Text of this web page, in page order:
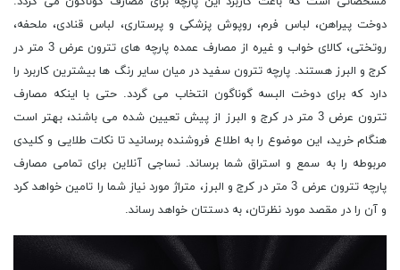
دوخت پیراهن، لباس فرم، روپوش پزشکی و پرستاری، لباس قنادی، ملحفه،
روتختی، کالای خواب و غیره از مصارف عمده پارچه های تترون عرض 3 متر در
کرج و البرز هستند. پارچه تترون سفید در میان سایر رنگ ها بیشترین کاربرد را
دارد که برای دوخت البسه گوناگون انتخاب می گردد. حتی با اینکه مصارف
تترون عرض 3 متر در کرج و البرز از پیش تعیین شده می باشند، بهتر است
هنگام خرید، این موضوع را به اطلاع فروشنده برسانید تا نکات طلایی و کلیدی
مربوطه را به سمع و استراق شما برساند. نساجی آنلاین برای تمامی مصارف
پارچه تترون عرض 3 متر در کرج و البرز، متراژ مورد نیاز شما را تامین خواهد کرد
و آن را در مقصد مورد نظرتان، به دستتان خواهد رساند.